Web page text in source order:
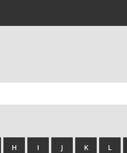
H I J K L